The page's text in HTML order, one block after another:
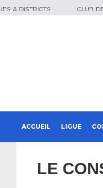
& DISTRICTS CLUB
ACCUEIL LIGUE
LE